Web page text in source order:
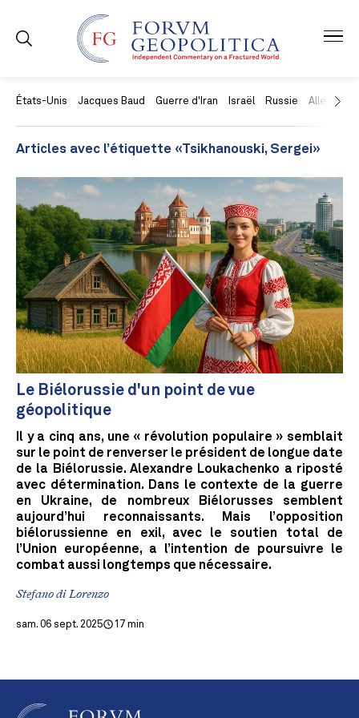
États-Unis Jacques Baud Guerre d'Iran Israël Russie Allemagne
Articles avec l’étiquette «Tsikhanouski, Sergei»
Le Biélorussie d'un point de vue
géopolitique
Il y a cinq ans, une « révolution populaire » semblait
sur le point de renverser le président de longue date
de la Biélorussie. Alexandre Loukachenko a riposté
avec détermination. Dans le contexte de la guerre
en Ukraine, de nombreux Biélorusses semblent
aujourd’hui reconnaissants. Mais l’opposition
biélorussienne en exil, avec le soutien total de
l’Union européenne, a l’intention de poursuivre le
combat aussi longtemps que nécessaire.
Stefano di Lorenzo
sam. 06 sept. 2025 17 min